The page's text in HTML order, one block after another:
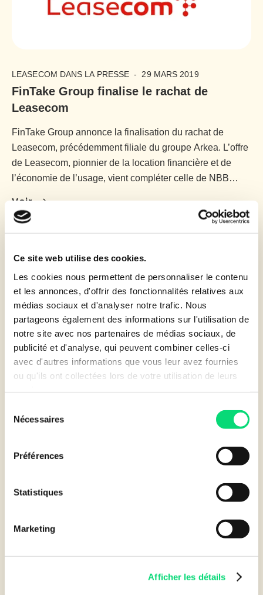
Ce site web utilise des cookies.
Les cookies nous permettent de personnaliser le contenu
et les annonces, d'offrir des fonctionnalités relatives aux
médias sociaux et d'analyser notre trafic. Nous
partageons également des informations sur l'utilisation de
notre site avec nos partenaires de médias sociaux, de
publicité et d'analyse, qui peuvent combiner celles-ci
avec d'autres informations que vous leur avez fournies
ou qu'ils ont collectées lors de votre utilisation de leurs
Nécessaires
Préférences
Statistiques
Marketing
Afficher les détails
LEASECOM DANS LA PRESSE - 29 MARS 2019
FinTake Group finalise le rachat de
Leasecom
FinTake Group annonce la finalisation du rachat de
Leasecom, précédemment filiale du groupe Arkea. L’offre
de Leasecom, pionnier de la location financière et de
l’économie de l’usage, vient compléter celle de NBB
d’équipements professionnels..
Voir
Pack Pro Connect de Toshiba disponible
matériel garanti 3 ans, assurance dommages et suite
logicielle, le tout dans un forfait mensuel.
Voir